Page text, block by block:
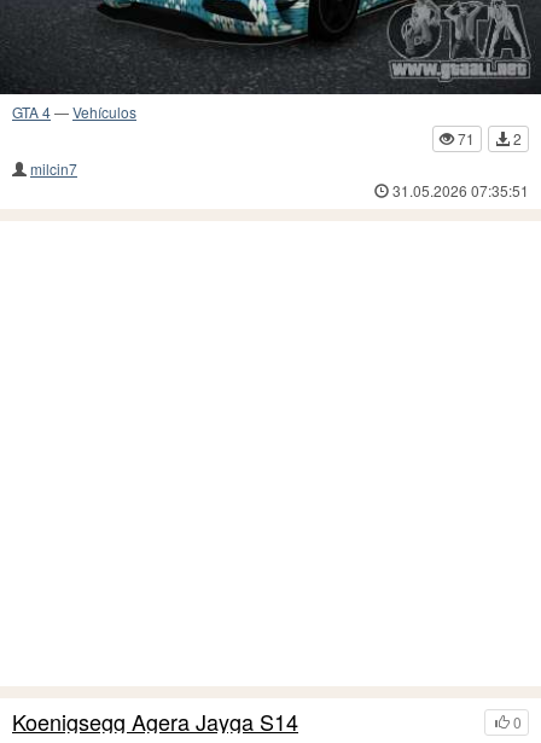
GTA 4—Vehículos
71
2
milcin7
31.05.2026 07:35:51
0
Koenigsegg Agera Jayga S14